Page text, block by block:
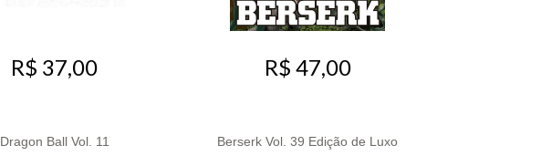
R$ 37,00
Dragon Ball Vol. 11
R$ 47,00
Berserk Vol. 39 Edição de Luxo